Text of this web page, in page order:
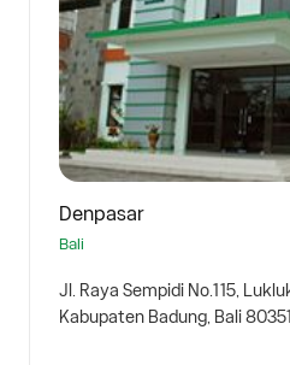
Denpasar
Bali
Jl. Raya Sempidi No.115,
Kabupaten Badung, Bali 80351